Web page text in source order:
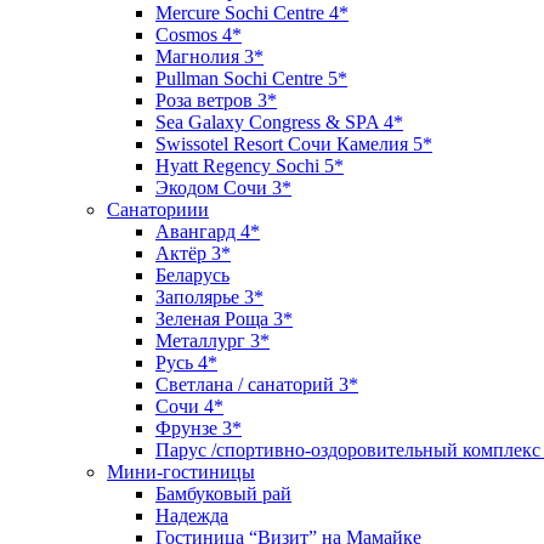
Mercure Sochi Centre 4*
Cosmos 4*
Магнолия 3*
Pullman Sochi Сеntre 5*
Роза ветров 3*
Sea Galaxy Congress & SPA 4*
Swissotel Resort Сочи Камелия 5*
Hyatt Regency Sochi 5*
Экодом Сочи 3*
Санаториии
Авангард 4*
Актёр 3*
Беларусь
Заполярье 3*
Зеленая Роща 3*
Металлург 3*
Русь 4*
Светлана / санаторий 3*
Сочи 4*
Фрунзе 3*
Парус /спортивно-оздоровительный
Мини-гостиницы
Бамбуковый рай
Надежда
Гостиница “Визит” на Мамайке